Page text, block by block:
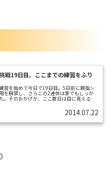
戦19日目。ここまでの練習をふり
習を始めて今日で19日目。5日前に親指シ
を解禁し、さらこの2連休は家でもしっか
。そのおかげか、ここ数日は目に見えるよ
が出来るようになってきました。初日
で練習開始。7月末までに親指シフト
のiBookG4が使えるようにした。NICOLA
2014.07.22